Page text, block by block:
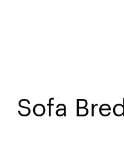
Sofa Bred